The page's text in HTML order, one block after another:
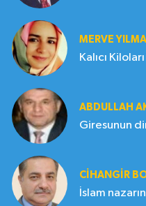
MERVE
Kalıcı
ABDULLAH
Giresunun
CIHANGIR
İslam